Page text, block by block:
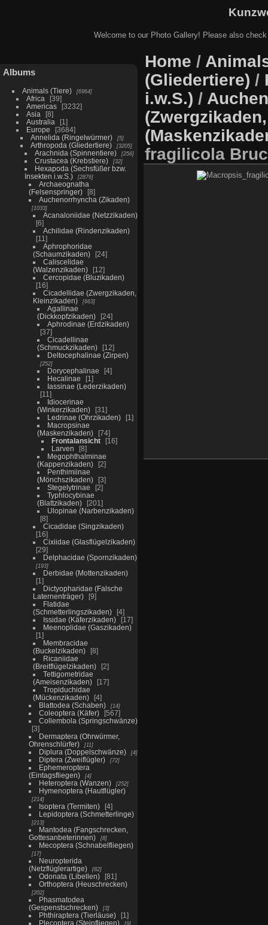
Welcome to our Photo Gallery! Please also
Albums
Animals (Tiere) 6964
Africa
39
Americas
3232
Asia
8
Australia
1
Europe
3684
Annelida (Ringelwürmer)
5
Arthropoda (Gliedertiere) 3205
Arachnida (Spinnentiere) 256
Crustacea (Krebstiere) 32
Hexapoda (Sechsfüßer bzw.
Insekten i.w.S.)
2876
Archaeognatha
(Felsenspringer)
8
Auchenorrhyncha (Zikaden)
1033
Acanaloniidae (Netzzikaden)
6
Achilidae (Rindenzikaden)
11
Aphrophoridae
(Schaumzikaden)
24
Caliscelidae
(Walzenzikaden)
12
Cercopidae (Bluzikaden)
16
Cicadellidae (Zwergzikaden,
Kleinzikaden)
663
Agallinae
(Dickkopfzikaden)
24
Aphrodinae (Erdzikaden)
37
Cicadellinae
(Schmuckzikaden)
12
Deltocephalinae (Zirpen)
252
Dorycephalinae
4
Hecalinae
1
Iassinae (Lederzikaden)
11
Idiocerinae
(Winkerzikaden)
31
Ledrinae (Ohrzikaden)
1
Macropsinae
(Maskenzikaden)
74
Frontalansicht
16
Larven
8
Megophthalminae
(Kappenzikaden)
2
Penthimiinae
(Mönchszikaden)
3
Stegelytrinae
2
Typhlocybinae
(Blattzikaden)
201
Ulopinae (Narbenzikaden)
8
Cicadidae (Singzikaden)
16
Cixiidae (Glasflügelzikaden)
29
Delphacidae (Spornzikaden)
193
Derbidae (Mottenzikaden)
1
Dictyopharidae (Falsche
Laternenträger)
9
Flatidae
(Schmetterlingszikaden)
4
Issidae (Käferzikaden)
17
Meenoplidae (Gaszikaden)
1
Membracidae
(Buckelzikaden)
8
Ricaniidae
(Breitflügelzikaden)
2
Tettigometridae
(Ameisenzikaden)
17
Tropiduchidae
(Mückenzikaden)
4
Blattodea (Schaben)
14
Coleoptera (Käfer)
567
Collembola (Springschwänze)
3
Dermaptera (Ohrwürmer,
Ohrenschlürfer)
11
Diplura (Doppelschwänze) 4
Diptera (Zweiflügler) 72
Ephemeroptera
(Eintagsfliegen)
4
Heteroptera (Wanzen) 252
Hymenoptera (Hautflügler)
214
Isoptera (Termiten)
4
Lepidoptera (Schmetterlinge)
213
Mantodea (Fangschrecken,
Gottesanbeterinnen)
8
Mecoptera (Schnabelfliegen)
17
Neuropterida
(Netzflüglerartige)
82
Odonata (Libellen)
81
Orthoptera (Heuschrecken)
202
Phasmatodea
(Gespenstschrecken)
3
Phthiraptera (Tierläuse)
1
Plecoptera (Steinfliegen)
9
Home /
(Gliedertiere) /
i.w.S.) /
fragilicola